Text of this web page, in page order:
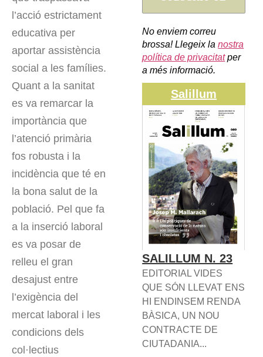
l’acció estrictament
educativa per
aportar assistència
social a les famílies.
Quant a la sanitat
es va remarcar la
importància que
l’atenció primària
fos robusta i la
incidència que té en
la bona salut de la
població. Pel que fa
a la inserció laboral
es va posar de
relleu el gran
desajust entre
l’exigència del
mercat laboral i les
condicions dels
col·lectius
No enviem correu
brossa! Llegeix lanostra
política de privacitatper
a més informació.
Salillum
SALILLUM N. 23
EDITORIAL VIDES
QUE SÓN LLEVAT ENS
HI ENDINSEM RENDA
BÀSICA, UN NOU
CONTRACTE DE
CIUTADANIA...